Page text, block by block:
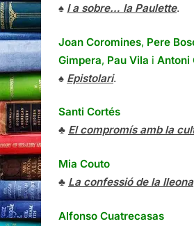
♠ I a sobre… la Paulette.
Joan Coromines, Pere
Gimpera, Pau Vila i Antoni
♠ Epistolari.
Santi Cortés
♣ El compromís amb la
Mia Couto
♣ La confessió de la lleona
Alfonso Cuatrecasas